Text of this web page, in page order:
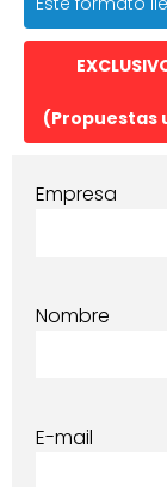
(Propuestas
Empresa
Nombre
E-mail